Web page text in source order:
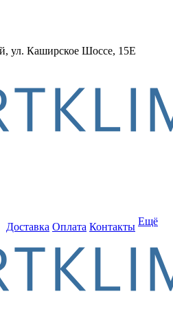
ул. Каширское Шоссе, 15Е
Доставка Оплата Контакты Ещё